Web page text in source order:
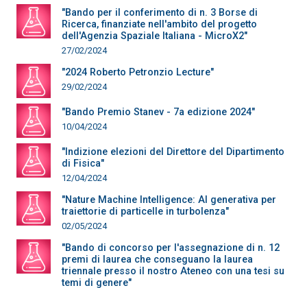
"Bando per il conferimento di n. 3 Borse di
Ricerca, finanziate nell'ambito del progetto
dell'Agenzia Spaziale Italiana - MicroX2"
27/02/2024
"2024 Roberto Petronzio Lecture"
29/02/2024
"Bando Premio Stanev - 7a edizione 2024"
10/04/2024
"Indizione elezioni del Direttore del Dipartimento
di Fisica"
12/04/2024
"Nature Machine Intelligence: AI generativa per
traiettorie di particelle in turbolenza"
02/05/2024
"Bando di concorso per l'assegnazione di n. 12
premi di laurea che conseguano la laurea
triennale presso il nostro Ateneo con una tesi su
temi di genere"